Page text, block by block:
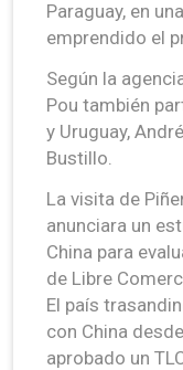
Paraguay, en
emprendido el
Según la
Pou también
y Uruguay,
Bustillo.
La visita de
anunciara un
China para
de Libre
El país
con China
aprobado un